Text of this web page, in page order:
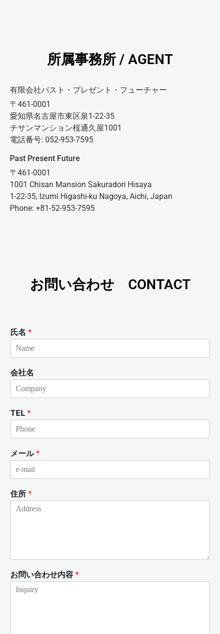
所属事務所 / AGENT
有限会社パスト・プレゼント・フューチャー
〒461-0001
愛知県名古屋市東区泉1-22-35
チサンマンション桜通久屋1001
電話番号: 052-953-7595
Past Present Future
〒461-0001
1001 Chisan Mansion Sakuradori Hisaya
1-22-35, Izumi Higashi-ku Nagoya, Aichi, Japan
Phone: +81-52-953-7595
お問い合わせ CONTACT
氏名 *
会社名
TEL *
メール *
住所 *
お問い合わせ内容 *